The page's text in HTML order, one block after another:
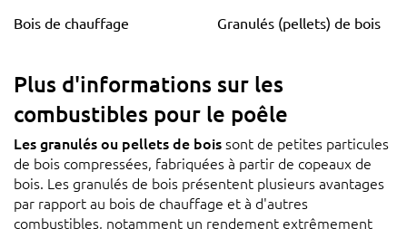
de notre propre stock et vous
Bois de chauffage Granulés (pellets) de bois
Plus d'informations sur les
combustibles pour le poêle
Les granulés ou pellets de boissont de petites particules
de bois compressées, fabriquées à partir de copeaux de
bois. Les granulés de bois présentent plusieurs avantages
par rapport au bois de chauffage et à d'autres
combustibles, notamment un rendement extrêmement